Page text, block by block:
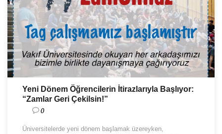
Yeni Dönem Öğrencilerin İtirazlarıyla Başlıyor:
“Zamlar Geri Çekilsin!”
0
Üniversitelerde yeni dönem başlamak üzereyken,